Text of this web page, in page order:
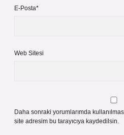
E-Posta*
Web Sitesi
Daha sonraki yorumlarımda
site adresim bu tarayıcıya kaydedilsin.